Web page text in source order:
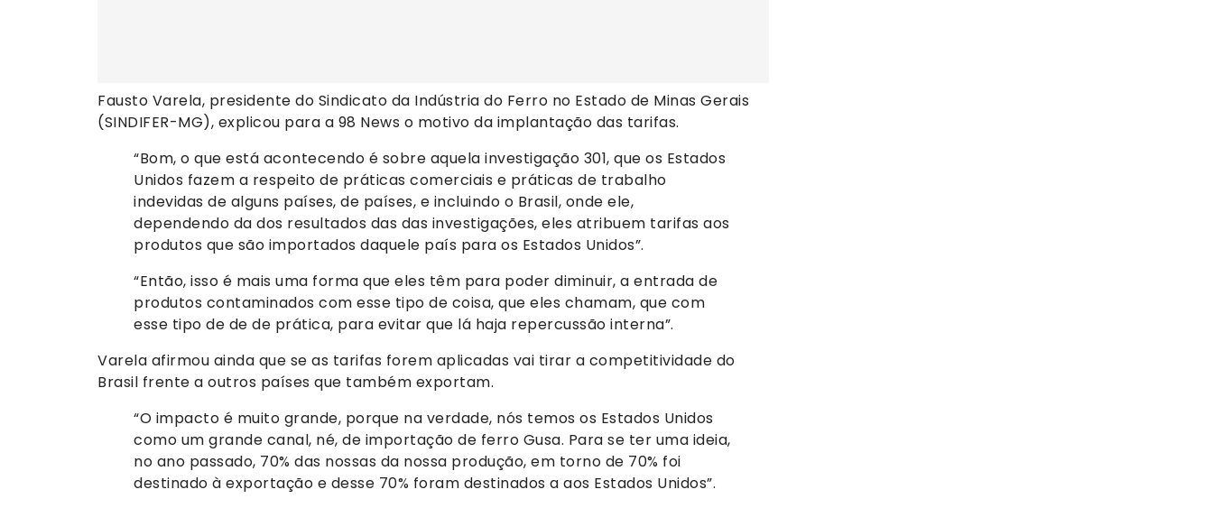
Fausto Varela, presidente do Sindicato da Indústria do Ferro no Estado de Minas Gerais
(SINDIFER-MG), explicou para a 98 News o motivo da implantação das tarifas.
“Bom, o que está acontecendo é sobre aquela investigação 301, que os Estados
Unidos fazem a respeito de práticas comerciais e práticas de trabalho
indevidas de alguns países, de países, e incluindo o Brasil, onde ele,
dependendo da dos resultados das das investigações, eles atribuem tarifas aos
produtos que são importados daquele país para os Estados Unidos”.
“Então, isso é mais uma forma que eles têm para poder diminuir, a entrada de
produtos contaminados com esse tipo de coisa, que eles chamam, que com
esse tipo de de de prática, para evitar que lá haja repercussão interna”.
Varela afirmou ainda que se as tarifas forem aplicadas vai tirar a competitividade do
Brasil frente a outros países que também exportam.
“O impacto é muito grande, porque na verdade, nós temos os Estados Unidos
como um grande canal, né, de importação de ferro Gusa. Para se ter uma ideia,
no ano passado, 70% das nossas da nossa produção, em torno de 70% foi
destinado à exportação e desse 70% foram destinados a aos Estados Unidos”.